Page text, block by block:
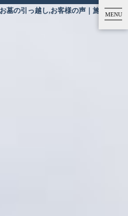
真庭市蒜山下和｜お墓のクリーニング,お墓の引っ越し,お客様の声｜施工事例・お客様の声｜香川県高松市の木村石材
MENU